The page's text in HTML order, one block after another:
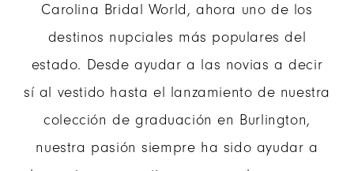
Carolina Bridal World, ahora uno de los
destinos nupciales más populares del
estado. Desde ayudar a las novias a decir
sí al vestido hasta el lanzamiento de nuestra
colección de graduación en Burlington,
nuestra pasión siempre ha sido ayudar a